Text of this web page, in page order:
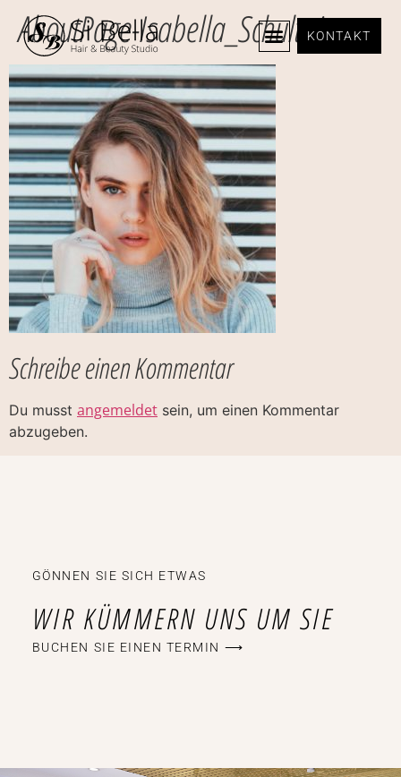
KONTAKT
AboutPage-Isabella_Schultz.jpg
Schreibe einen Kommentar
Du musst angemeldet sein, um einen Kommentar
abzugeben.
GÖNNEN SIE SICH ETWAS
WIR KÜMMERN UNS UM SIE
BUCHEN SIE EINEN TERMIN ⟶